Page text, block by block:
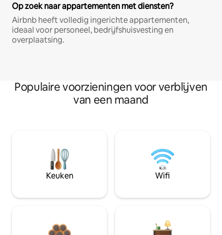
Op zoek naar appartementen met diensten?
Airbnb heeft volledig ingerichte appartementen,
ideaal voor personeel, bedrijfshuisvesting en
overplaatsing.
Populaire voorzieningen voor verblijven
van een maand
Keuken Wifi